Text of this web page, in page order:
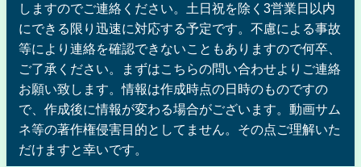
しますのでご連絡ください。土日祝を除く3営業日以内
にできる限り迅速に対応する予定です。不慮による事故
等により連絡を確認できないこともありますので何卒、
ご了承ください。まずはこちらの問い合わせよりご連絡
お願い致します。情報は作成時点の日時のものですの
で、作成後に情報が変わる場合がございます。動画サム
ネ等の著作権侵害目的としてません。その点ご理解いた
だけますと幸いです。